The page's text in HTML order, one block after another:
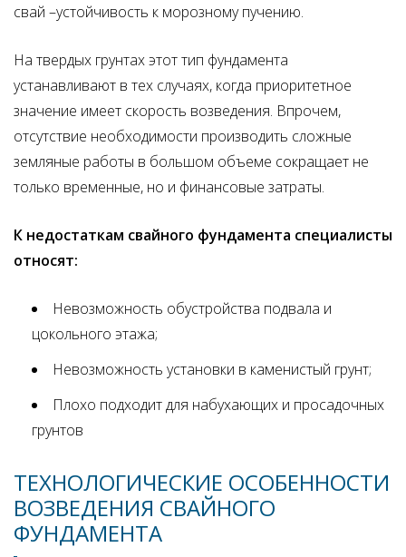
свай –устойчивость к морозному пучению.
На твердых грунтах этот тип фундамента
устанавливают в тех случаях, когда приоритетное
значение имеет скорость возведения. Впрочем,
отсутствие необходимости производить сложные
земляные работы в большом объеме сокращает не
только временные, но и финансовые затраты.
К недостаткам свайного фундамента специалисты
относят:
Невозможность обустройства подвала и
цокольного этажа;
Невозможность установки в каменистый грунт;
Плохо подходит для набухающих и просадочных
грунтов
ТЕХНОЛОГИЧЕСКИЕ ОСОБЕННОСТИ
ВОЗВЕДЕНИЯ СВАЙНОГО
ФУНДАМЕНТА